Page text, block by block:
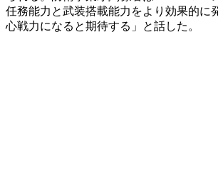
任務能力と武装搭載能力をより効果的に
心戦力になると期待する」と話した。